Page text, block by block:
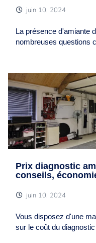
juin 10, 2024
La présence d'amiante
nombreuses questions
Prix diagnostic
conseils,
juin 10, 2024
Vous disposez d'une
sur le coût du